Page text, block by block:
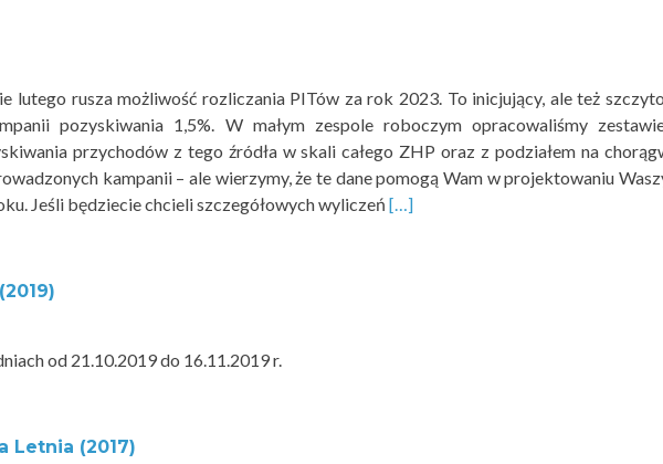
lutego rusza możliwość rozliczania PITów za rok 2023. To inicjujący, ale też
pozyskiwania 1,5%. W małym zespole roboczym opracowaliśmy
przychodów z tego źródła w skali całego ZHP oraz z podziałem na
kampanii – ale wierzymy, że te dane pomogą Wam w projektowaniu
Jeśli będziecie chcieli szczegółowych wyliczeń Read
[…]
od 21.10.2019 do 16.11.2019 r.
Letnia (2017)